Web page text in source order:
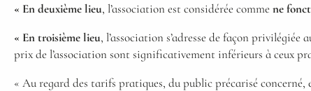
« En deuxième lieu, l’association est considérée comme ne
« En troisième lieu, l’association s’adresse de façon
prix de l’association sont significativement inférieurs à ceux
« Au regard des tarifs pratiques, du public précarisé